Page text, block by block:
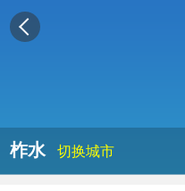
柞水 切换城市